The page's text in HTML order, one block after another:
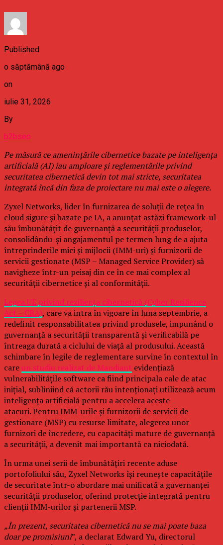
Published
o săptămână ago
on
iulie 31, 2026
By
b2bseo
Pe măsură ce amenințările cibernetice bazate pe inteligența
artificială (AI) iau amploare și reglementările privind
securitatea cibernetică devin tot mai stricte, securitatea
integrată încă din faza de proiectare nu mai este o alegere.
Zyxel Networks, lider în furnizarea de soluții de rețea în
cloud sigure și bazate pe IA, a anunțat astăzi framework-ul
său îmbunătățit de guvernanță a securității produselor,
consolidându-și angajamentul pe termen lung de a ajuta
întreprinderile mici și mijlocii (IMM-uri) și furnizorii de
servicii gestionate (MSP – Managed Service Provider) să
navigheze într-un peisaj din ce în ce mai complex al
securității cibernetice și al conformității.
Legea UE privind reziliența cibernetică (Cyber Resilience
Act – CRA), care va intra în vigoare în luna septembrie, a
redefinit responsabilitatea privind produsele, impunând o
guvernanță a securității transparentă și verificabilă pe
întreaga durată a ciclului de viață al produsului. Această
schimbare în legile de reglementare survine în contextul în
careun studiu realizat de Mandiant evidențiază
vulnerabilitățile software ca fiind principala cale de atac
inițial, subliniind că actorii rău intenționați utilizează acum
inteligența artificială pentru a accelera aceste
atacuri. Pentru IMM-urile și furnizorii de servicii de
gestionare (MSP) cu resurse limitate, alegerea unor
furnizori de încredere, cu capacități mature de guvernanță
a securității, a devenit mai importantă ca niciodată.
În urma unei serii de îmbunătățiri recente aduse
portofoliului său, Zyxel Networks își reunește capacitățile
de securitate într-o abordare mai unificată a guvernanței
securității produselor, oferind protecție integrată pentru
clienții IMM-urilor și partenerii MSP.
„În prezent, securitatea cibernetică nu se mai poate baza
doar pe promisiuni”, a declarat Edward Yu, directorul